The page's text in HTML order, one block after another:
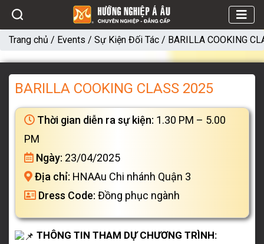
Trang chủ / Events / Sự Kiện Đối Tác / BARILLA COOKING
BARILLA COOKING CLASS 2025
Thời gian diễn ra sự kiện: 1.30 PM – 5.00
PM
Ngày: 23/04/2025
Địa chỉ: HNAAu Chi nhánh Quận 3
Dress Code: Đồng phục ngành
THÔNG TIN THAM DỰ CHƯƠNG TRÌNH: